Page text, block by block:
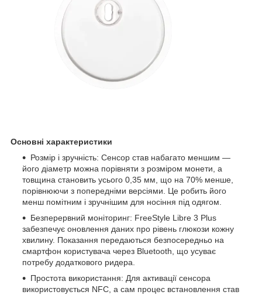
Основні характеристики
Розмір і зручність: Сенсор став набагато меншим —
його діаметр можна порівняти з розміром монети, а
товщина становить усього 0,35 мм, що на 70% менше,
порівнюючи з попередніми версіями. Це робить його
менш помітним і зручнішим для носіння під одягом.
Безперервний моніторинг: FreeStyle Libre 3 Plus
забезпечує оновлення даних про рівень глюкози кожну
хвилину. Показання передаються безпосередньо на
смартфон користувача через Bluetooth, що усуває
потребу додаткового ридера.
Простота використання: Для активації сенсора
використовується NFC, а сам процес встановлення став